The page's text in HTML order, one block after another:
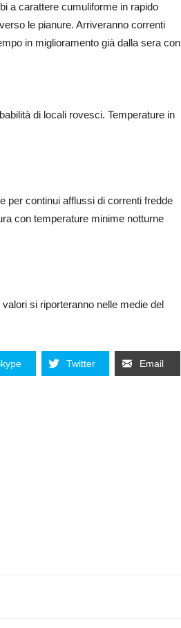
a carattere cumuliforme in rapido
le pianure. Arriveranno correnti
in miglioramento già dalla sera con
di locali rovesci. Temperature in
per continui afflussi di correnti fredde
con temperature minime notturne
si riporteranno nelle medie del
Twitter Email